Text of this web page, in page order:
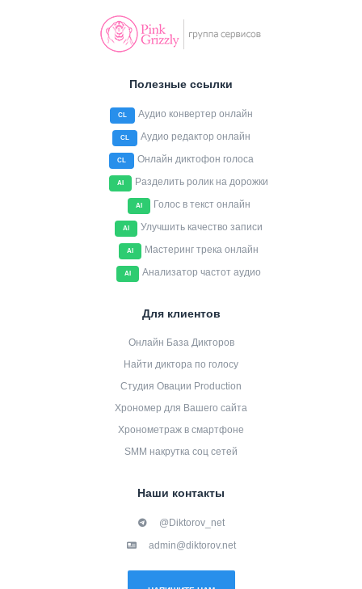
Полезные ссылки
CL Аудио конвертер онлайн
CL Аудио редактор онлайн
CL Онлайн диктофон голоса
AI Разделить ролик на дорожки
AI Голос в текст онлайн
AI Улучшить качество записи
AI Мастеринг трека онлайн
AI Анализатор частот аудио
Для клиентов
Онлайн База Дикторов
Найти диктора по голосу
Студия Овации Production
Хрономер для Вашего сайта
Хронометраж в смартфоне
SMM накрутка соц сетей
Наши контакты
@Diktorov_net
admin@diktorov.net